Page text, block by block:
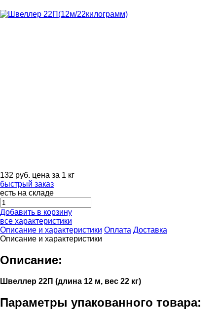
132 руб. цена за 1 кг
быстрый заказ
есть на складе
Добавить в корзину
все характеристики
Описание и характеристики Оплата Доставка
Описание и характеристики
Описание:
Швеллер 22П (длина 12 м, вес 22 кг)
Параметры упакованного товара: